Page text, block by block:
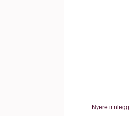
Nyere innlegg